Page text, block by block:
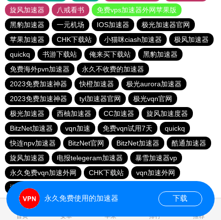
旋风加速器
八戒看书
免费vps加速器外网苹果版
黑豹加速器
一元机场 IOS加速器
极光加速器官网
苹果加速器
CHK下载站 小猫咪ciash加速器
极风加速器
quickq
书游下载站 俺来买下载站
黑豹加速器
免费海外pvn加速器
永久不收费的加速器
2023免费加速神器
快橙加速器
极光aurora加速器
2023免费加速神器
tyl加速器官网
极光vqn官网
极光加速器
西柚加速器 CC加速器
旋风加速度器
BitzNet加速器
vqn加速 免费vqn试用7天
quickq
快连npv加速器
BitzNet官网 BitzNet加速器
酷通加速器
旋风加速器
电报telegeram加速器
暴雪加速器vp
永久免费vqn加速外网
CHK下载站
vqn加速外网
海鸥下载站
首页 安卓 苹果 排行 推荐
永久免费使用的加速器 下载
1.010224s